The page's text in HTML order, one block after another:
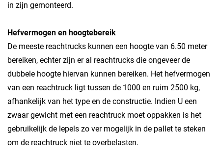
in zijn gemonteerd.
Hefvermogen en hoogtebereik
De meeste reachtrucks kunnen een hoogte van 6.50 meter
bereiken, echter zijn er al reachtrucks die ongeveer de
dubbele hoogte hiervan kunnen bereiken. Het hefvermogen
van een reachtruck ligt tussen de 1000 en ruim 2500 kg,
afhankelijk van het type en de constructie. Indien U een
zwaar gewicht met een reachtruck moet oppakken is het
gebruikelijk de lepels zo ver mogelijk in de pallet te steken
om de reachtruck niet te overbelasten.